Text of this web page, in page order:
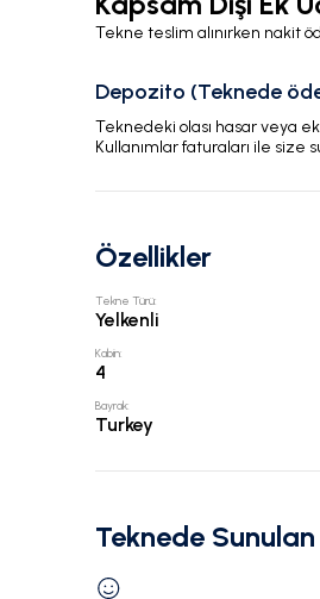
Tekne teslim alınırken nakit
Depozito (Teknede
Teknedeki olası hasar veya
Kullanımlar faturaları ile size
Özellikler
Tekne Türü:
Yelkenli
Kabin:
4
Bayrak:
Turkey
Teknede